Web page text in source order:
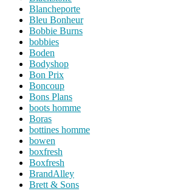
Blancheporte
Bleu Bonheur
Bobbie Burns
bobbies
Boden
Bodyshop
Bon Prix
Boncoup
Bons Plans
boots homme
Boras
bottines homme
bowen
boxfresh
Boxfresh
BrandAlley
Brett & Sons